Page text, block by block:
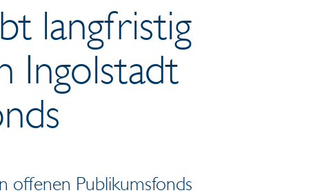
langfristig
Ingolstadt
offenen Publikumsfonds